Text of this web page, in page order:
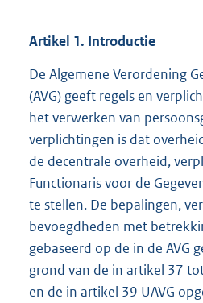
Artikel 1. Introductie
De Algemene Verordening
(AVG) geeft regels en
het verwerken van
verplichtingen is dat
de decentrale overheid,
Functionaris voor de
te stellen. De bepalingen,
bevoegdheden met
gebaseerd op de in de AVG
grond van de in artikel 37
en de in artikel 39 UAVG